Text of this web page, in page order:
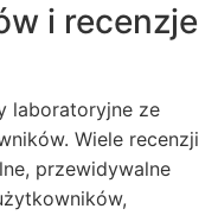
i recenzje
laboratoryjne ze
Wiele recenzji
przewidywalne